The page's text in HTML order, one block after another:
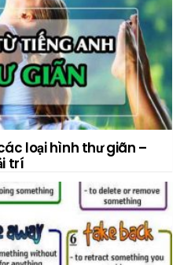
loại hình thư giãn –
trí